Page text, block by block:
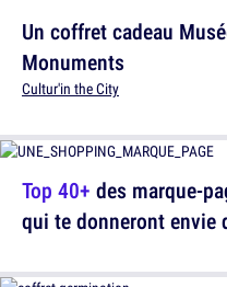
Top 40+ des marque-
qui te donneront envie
Un coffret cadeau
Monuments
Cultur'in the City